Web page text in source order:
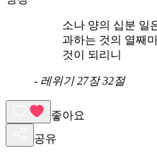
소나 양의 십분 일
과하는 것의 열째
것이 되리니
- 레위기 27장 32절
좋아요
공유